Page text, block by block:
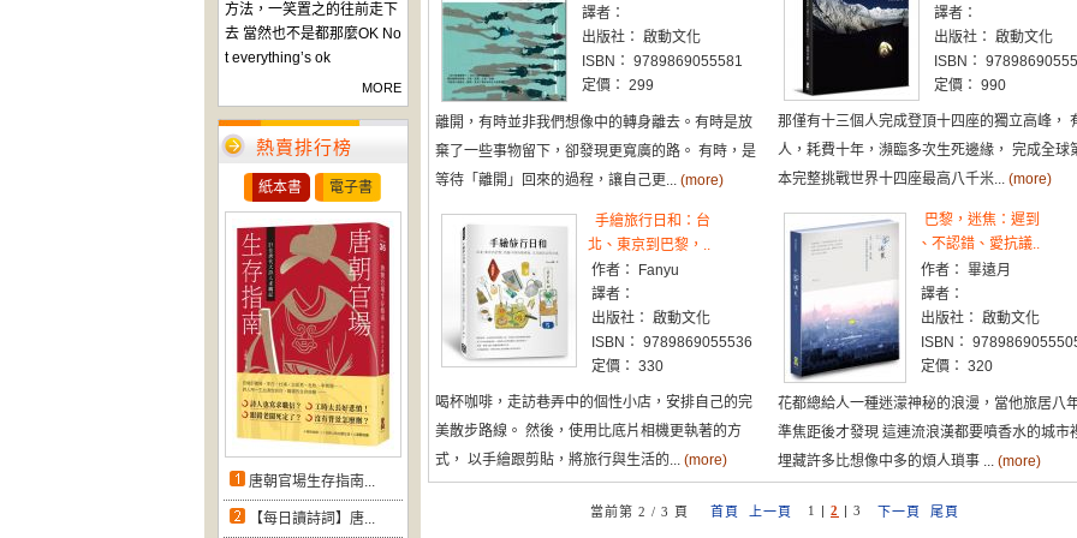
方法，一笑置之的往前走下
去 當然也不是都那麼OK No
t everything’s ok
MORE
熱賣排行榜
紙本書 電子書
唐朝官場生存指南...
【每日讀詩詞】唐...
譯者：
出版社： 啟動文化
ISBN： 9789869055581
定價： 299
離開，有時並非我們想像中的轉身離去。有時是放
棄了一些事物留下，卻發現更寬廣的路。 有時，是
等待「離開」回來的過程，讓自己更... (more)
譯者：
出版社： 啟動文化
ISBN：
定價： 990
那僅有十三個人完成登頂十四座的獨立高峰，
人，耗費十年，瀕臨多次生死邊緣， 完成全球
本完整挑戰世界十四座最高八千米... (more)
手繪旅行日和：台
北、東京到巴黎，..
作者： Fanyu
譯者：
出版社： 啟動文化
ISBN： 9789869055536
定價： 330
喝杯咖啡，走訪巷弄中的個性小店，安排自己的完
美散步路線。 然後，使用比底片相機更執著的方
式， 以手繪跟剪貼，將旅行與生活的... (more)
巴黎，迷焦：遲到
、不認錯、愛抗議..
作者： 畢遠月
譯者：
出版社： 啟動文化
ISBN：
定價： 320
花都總給人一種迷濛神秘的浪漫，當他旅居八
準焦距後才發現 這連流浪漢都要噴香水的城市
埋藏許多比想像中多的煩人瑣事 ... (more)
當前第 2 / 3 頁 首頁 上一頁 1 | 2 | 3 下一頁 尾頁